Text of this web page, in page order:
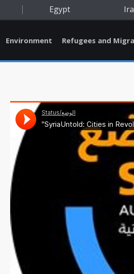
Egypt
Environment Refugees and